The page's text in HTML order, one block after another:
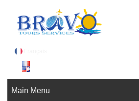
Français
Main Menu